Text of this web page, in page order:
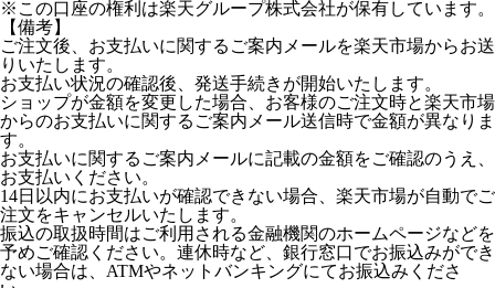
※この口座の権利は楽天グループ株式会社が保有しています。
【備考】
ご注文後、お支払いに関するご案内メールを楽天市場からお送
りいたします。
お支払い状況の確認後、発送手続きが開始いたします。
ショップが金額を変更した場合、お客様のご注文時と楽天市場
からのお支払いに関するご案内メール送信時で金額が異なりま
す。
お支払いに関するご案内メールに記載の金額をご確認のうえ、
お支払いください。
14日以内にお支払いが確認できない場合、楽天市場が自動でご
注文をキャンセルいたします。
振込の取扱時間はご利用される金融機関のホームページなどを
予めご確認ください。連休時など、銀行窓口でお振込みができ
ない場合は、ATMやネットバンキングにてお振込みくださ